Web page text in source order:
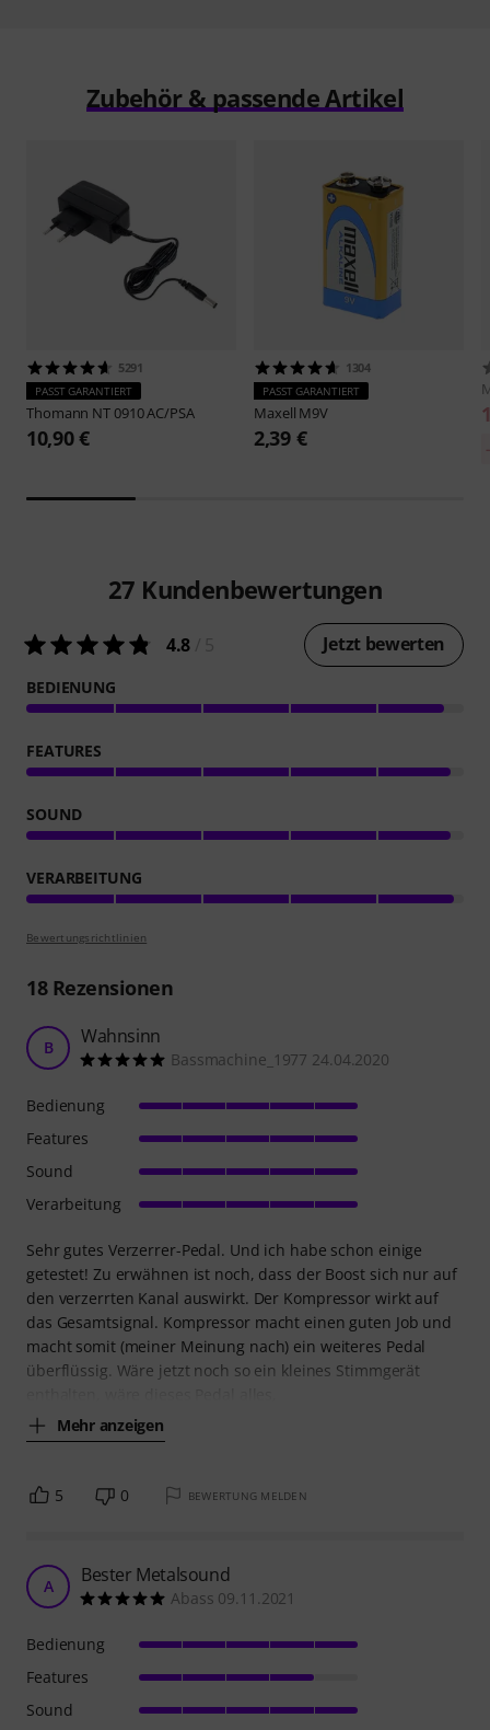
Zubehör & passende Artikel
5291
PASST GARANTIERT
Thomann NT 0910 AC/PSA
10,90 €
1304
PASST GARANTIERT
Maxell M9V
2,39 €
27 Kundenbewertungen
4.8 Jetzt bewerten
BEDIENUNG
FEATURES
SOUND
VERARBEITUNG
Bewertungsrichtlinien
18Rezensionen
B Wahnsinn
Bassmachine_1977 24.04.2020
Sehr gutes Verzerrer-Pedal. Und ich habe schon einige
getestet! Zu erwähnen ist noch, dass der Boost sich nur auf
den verzerrten Kanal auswirkt. Der Kompressor wirkt auf
das Gesamtsignal. Kompressor macht einen guten Job und
macht somit (meiner Meinung nach) ein weiteres Pedal
überflüssig. Wäre jetzt noch so ein kleines Stimmgerät
Mehr anzeigen
Bedienung
Features
Sound
Verarbeitung
5 0 BEWERTUNG MELDEN
A Bester Metalsound
Abass 09.11.2021
Bedienung
Features
Sound